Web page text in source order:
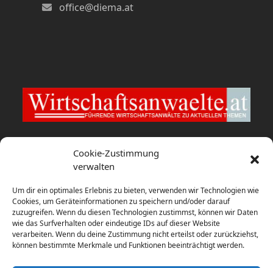
Cookie-Zustimmung
verwalten
Um dir ein optimales Erlebnis zu bieten, verwenden wir Technologien wie
Cookies, um Geräteinformationen zu speichern und/oder darauf
zuzugreifen. Wenn du diesen Technologien zustimmst, können wir Daten
wie das Surfverhalten oder eindeutige IDs auf dieser Website
verarbeiten. Wenn du deine Zustimmung nicht erteilst oder zurückziehst,
können bestimmte Merkmale und Funktionen beeinträchtigt werden.
office@diema.at
Wirtschaftsanwaelte.at
6. August 2026
Studie: USA und Großbritannien
dominieren globales Rennen um